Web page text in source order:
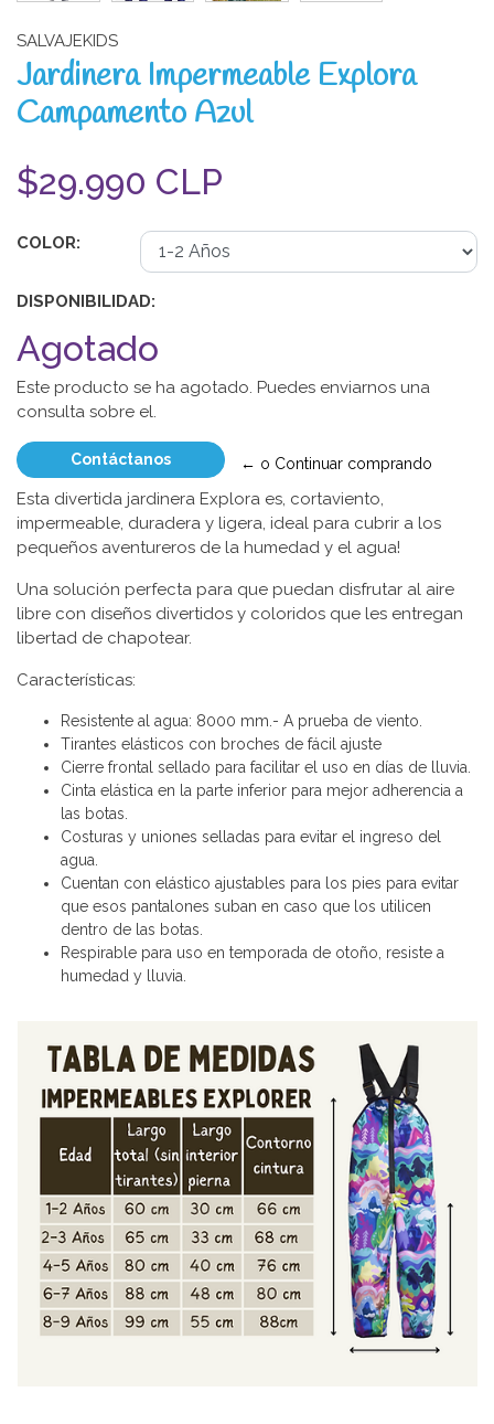
SALVAJEKIDS
Jardinera Impermeable Explora
Campamento Azul
$29.990 CLP
COLOR:
DISPONIBILIDAD:
Agotado
Este producto se ha agotado. Puedes enviarnos una
consulta sobre el.
Contáctanos ← o Continuar comprando
Esta divertida jardinera Explora es, cortaviento,
impermeable, duradera y ligera, ideal para cubrir a los
pequeños aventureros de la humedad y el agua!
Una solución perfecta para que puedan disfrutar al aire
libre con diseños divertidos y coloridos que les entregan
libertad de chapotear.
Características:
Resistente al agua: 8000 mm.- A prueba de viento.
Tirantes elásticos con broches de fácil ajuste
Cierre frontal sellado para facilitar el uso en días de lluvia.
Cinta elástica en la parte inferior para mejor adherencia a
las botas.
Costuras y uniones selladas para evitar el ingreso del
agua.
Cuentan con elástico ajustables para los pies para evitar
que esos pantalones suban en caso que los utilicen
dentro de las botas.
Respirable para uso en temporada de otoño, resiste a
humedad y lluvia.